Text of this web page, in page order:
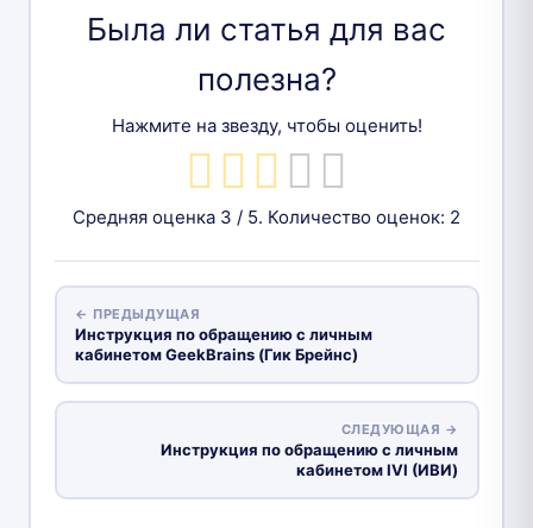
Была ли статья для вас
полезна?
Нажмите на звезду, чтобы оценить!
Средняя оценка 3 / 5. Количество оценок: 2
← ПРЕДЫДУЩАЯ
Инструкция по обращению с личным
кабинетом GeekBrains (Гик Брейнс)
СЛЕДУЮЩАЯ →
Инструкция по обращению с личным
кабинетом IVI (ИВИ)